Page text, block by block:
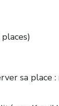
places)
sa place :